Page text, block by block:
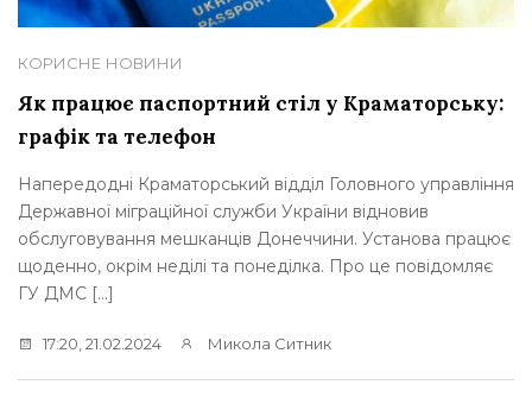
КОРИСНЕ НОВИНИ
Як працює паспортний стіл у Краматорську:
графік та телефон
Напередодні Краматорський відділ Головного управління
Державної міграційної служби України відновив
обслуговування мешканців Донеччини. Установа працює
щоденно, окрім неділі та понеділка. Про це повідомляє
ГУ ДМС […]
17:20, 21.02.2024 Микола Ситник